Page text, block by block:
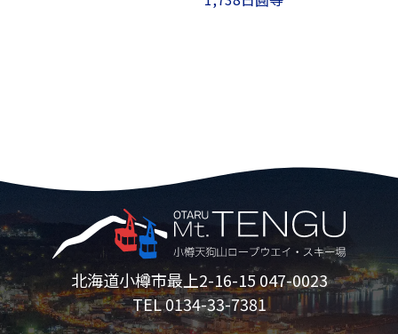
北海道小樽市最上2-16-15 047-0023
TEL 0134-33-7381